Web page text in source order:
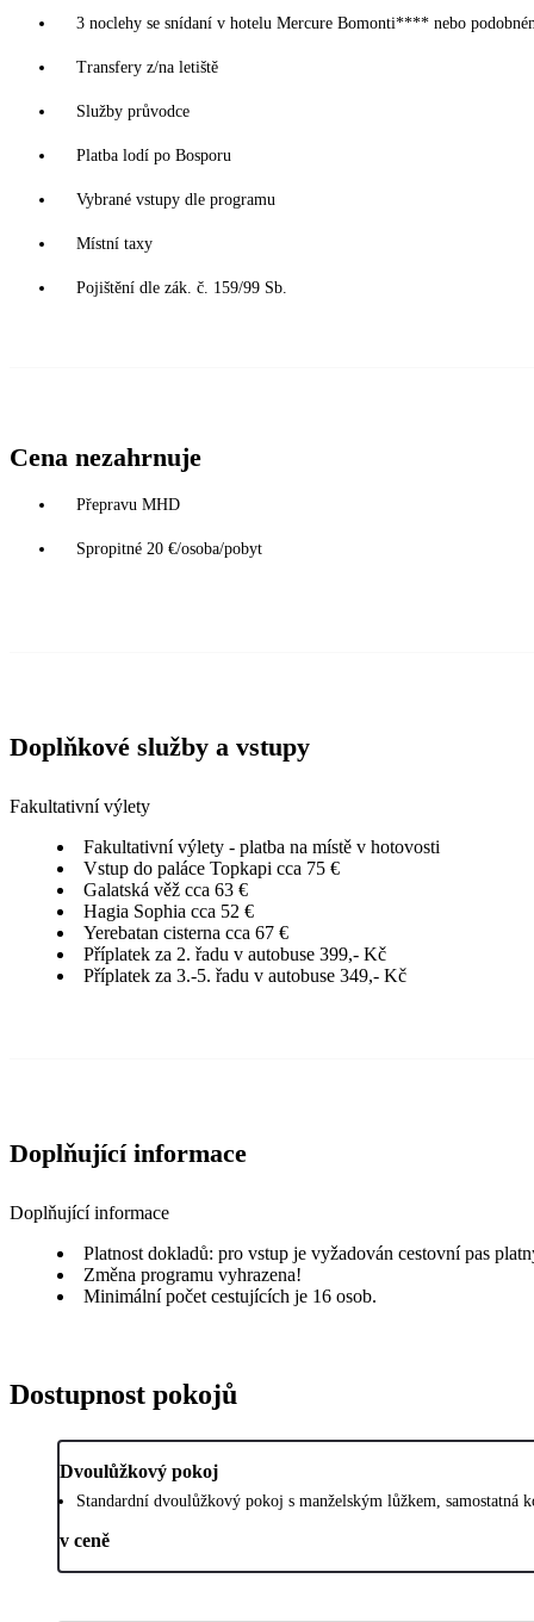
3 noclehy se snídaní v hotelu Mercure Bomonti**** nebo
Transfery z/na letiště
Služby průvodce
Platba lodí po Bosporu
Vybrané vstupy dle programu
Místní taxy
Pojištění dle zák. č. 159/99 Sb.
Cena nezahrnuje
Přepravu MHD
Spropitné 20 €/osoba/pobyt
Doplňkové služby a vstupy
Fakultativní výlety
Fakultativní výlety - platba na místě v hotovosti
Vstup do paláce Topkapi cca 75 €
Galatská věž cca 63 €
Hagia Sophia cca 52 €
Yerebatan cisterna cca 67 €
Příplatek za 2. řadu v autobuse 399,- Kč
Příplatek za 3.-5. řadu v autobuse 349,- Kč
Doplňující informace
Doplňující informace
Platnost dokladů: pro vstup je vyžadován cestovní pas
Změna programu vyhrazena!
Minimální počet cestujících je 16 osob.
Dostupnost pokojů
Dvoulůžkový pokoj
Standardní dvoulůžkový pokoj s manželským lůžkem, samostatná
v ceně